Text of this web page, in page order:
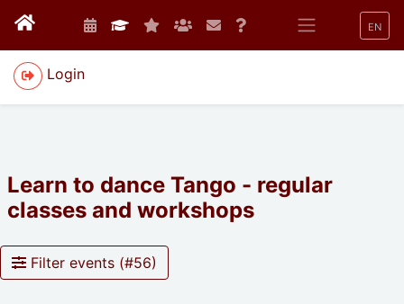
EN
Login
Learn to dance Tango - regular
classes and workshops
Filter events (#56)